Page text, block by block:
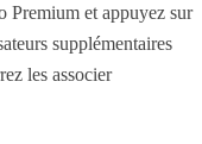
Premium et appuyez sur
supplémentaires
les associer